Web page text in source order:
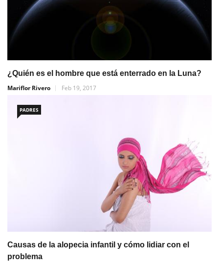
¿Quién es el hombre que está enterrado en la Luna?
Mariflor Rivero
Feb 19, 2017
PADRES
Causas de la alopecia infantil y cómo lidiar con el
problema